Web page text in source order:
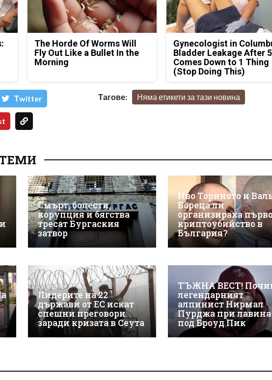
The Horde Of Worms Will
Fly Out Like a Bullet In the
Morning
Gynecologist in
Bladder Leakage After
Comes Down to 1 Thing
(Stop Doing This)
Тwitter Тагове: Няма етикети за тази новина
Смърт, болести,
корупция и бягства
тресат Бургаския
затвор
Иво Ториното и
Бореца ли
организираха
криптоубийство в
България?
Лидерите на 22
държави от ЕС искат
спешни преговори
заради кризата в Сеута
ТЪЖНА ВЕСТ!
легендарният
алпинист Нирмал
Пурджа при лавина
под Броуд Пик